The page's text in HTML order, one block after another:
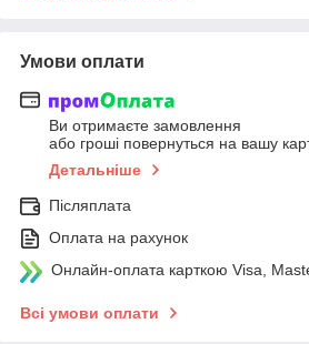
Умови оплати
Ви отримаєте замовлення
або гроші повернуться на вашу
Детальніше
Післяплата
Оплата на рахунок
Онлайн-оплата карткою Visa,
Всі умови оплати